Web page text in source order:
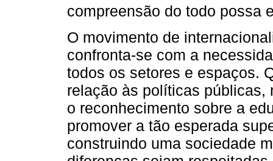
compreensão do todo possa
O movimento de
confronta-se com a
todos os setores e espaços.
relação às políticas públicas,
o reconhecimento sobre a
promover a tão esperada
construindo uma sociedade